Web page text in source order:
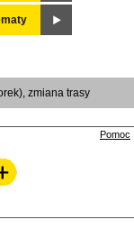
zmiana trasy
Pomoc